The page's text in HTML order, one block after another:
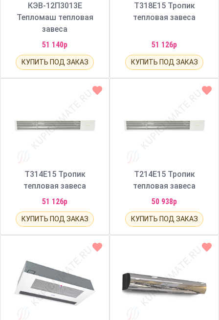
КЭВ-12П3013Е
Тепломаш тепловая
завеса
51 140р
КУПИТЬ ПОД ЗАКАЗ
Т318Е15 Тропик
тепловая завеса
51 126р
КУПИТЬ ПОД ЗАКАЗ
Т314Е15 Тропик
тепловая завеса
51 126р
КУПИТЬ ПОД ЗАКАЗ
Т214Е15 Тропик
тепловая завеса
50 938р
КУПИТЬ ПОД ЗАКАЗ